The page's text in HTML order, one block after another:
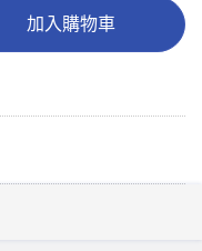
加入購物車